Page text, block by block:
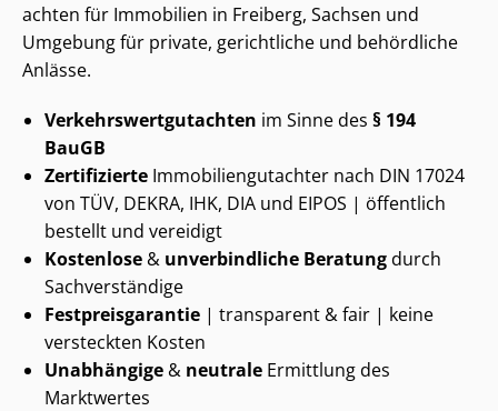
ach­ten für Immobilien in Freiberg, Sachsen und
Umgebung für private, gerichtliche und behördliche
Anlässe.
Ver­kehrs­wert­gut­ach­ten im Sinne des § 194
BauGB
Zertifizierte Im­mo­bi­li­en­gut­ach­ter nach DIN 17024
von TÜV, DEKRA, IHK, DIA und EIPOS | öffentlich
bestellt und vereidigt
Kostenlose & unverbindliche Beratungdurch
Sachverständige
Fest­preis­ga­ran­tie | transparent & fair | keine
versteckten Kosten
Unabhängige & neutrale Ermittlung des
Marktwertes